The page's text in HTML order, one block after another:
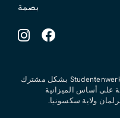
بصمة
يتم تمويل Studentenwerk Freiberg بشكل مشترك
على أساس الميزانية
ولاية سكسونيا.